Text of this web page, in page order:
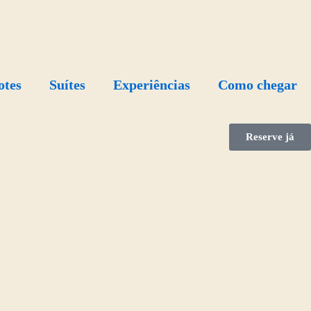
Suítes Experiências Como chegar
Reserve já